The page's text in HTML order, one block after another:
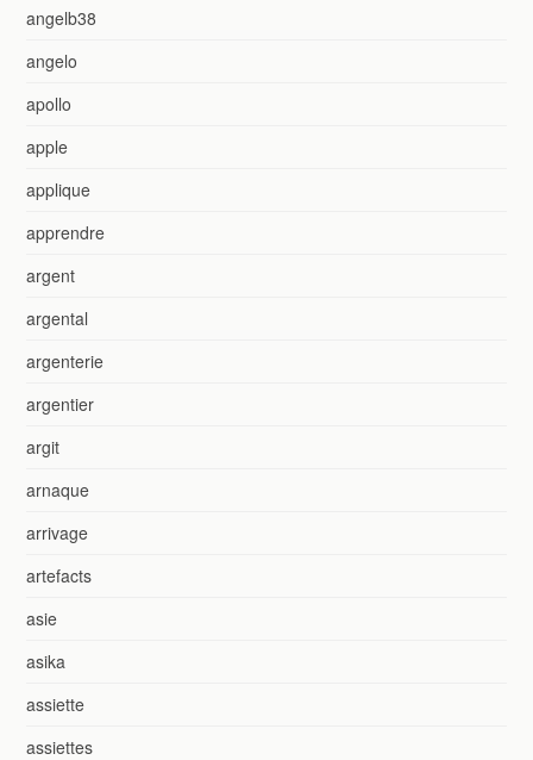
angelb38
angelo
apollo
apple
applique
apprendre
argent
argental
argenterie
argentier
argit
arnaque
arrivage
artefacts
asie
asika
assiette
assiettes